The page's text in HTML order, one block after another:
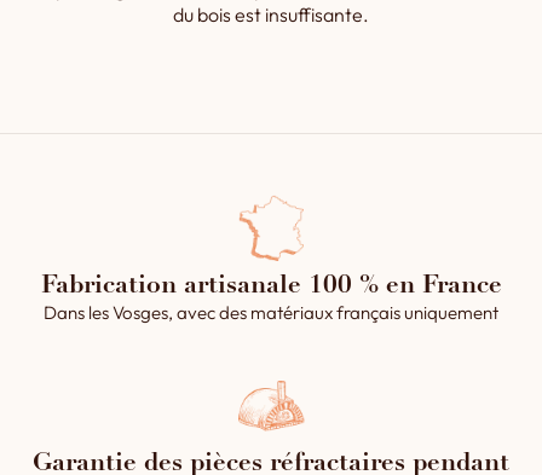
du bois est insuffisante.
Fabrication artisanale 100 % en France
Dans les Vosges, avec des matériaux français uniquement
Garantie des pièces réfractaires pendant